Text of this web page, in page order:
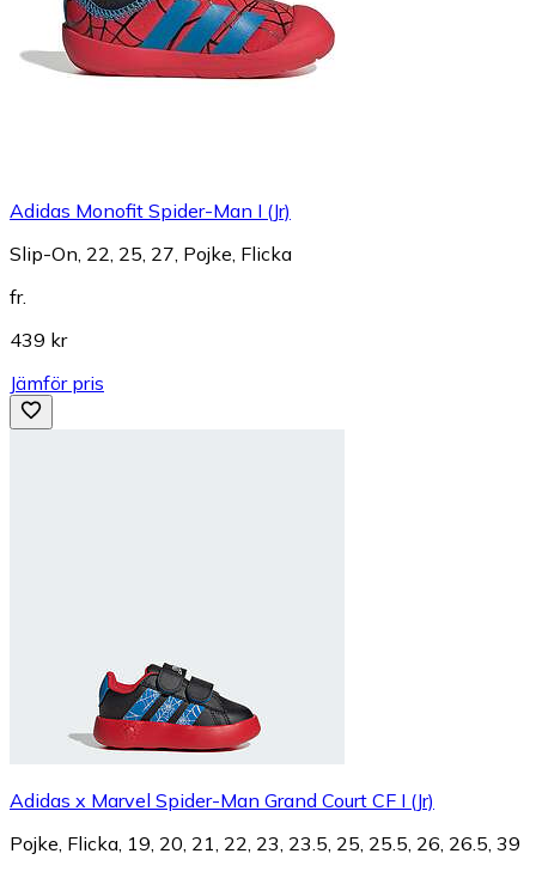
Adidas Monofit Spider-Man I (Jr)
Slip-On, 22, 25, 27, Pojke, Flicka
fr.
439 kr
Jämför pris
Adidas x Marvel Spider-Man Grand Court CF I (Jr)
Pojke, Flicka, 19, 20, 21, 22, 23, 23.5, 25, 25.5, 26, 26.5, 39